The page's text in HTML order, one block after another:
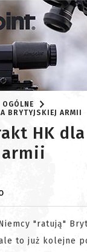
OGÓLNE
BRYTYJSKIEJ ARMII
HK dla
"ratują"
to już kolejne